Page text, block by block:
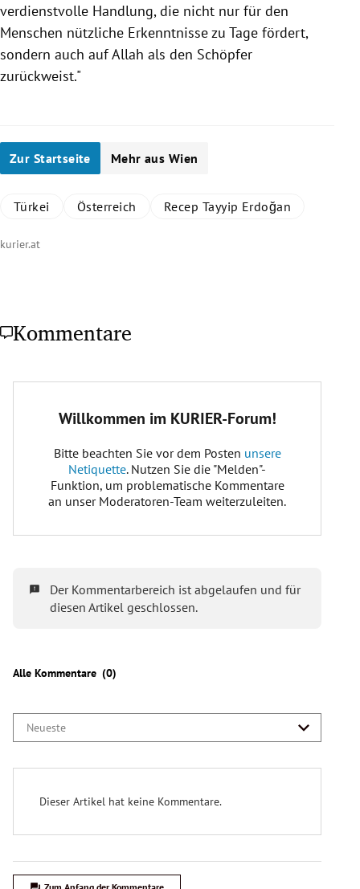
verdienstvolle Handlung, die nicht nur für den
Menschen nützliche Erkenntnisse zu Tage fördert,
sondern auch auf Allah als den Schöpfer
zurückweist."
Zur Startseite Mehr aus Wien
Türkei Österreich Recep Tayyip Erdoğan
kurier.at
Kommentare